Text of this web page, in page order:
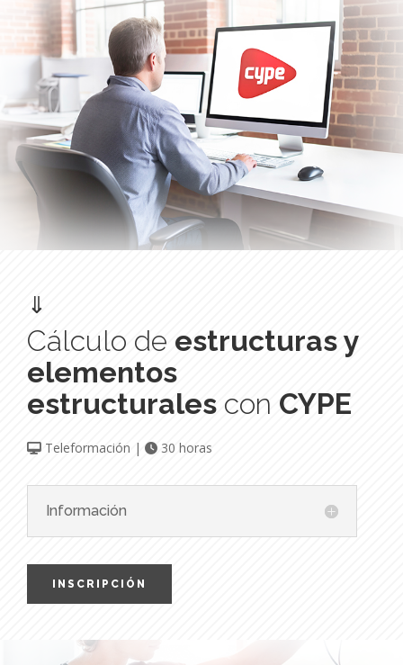
⇓
Cálculo de estructuras y
elementos
estructurales con CYPE
Teleformación | 30 horas
Información
INSCRIPCIÓN